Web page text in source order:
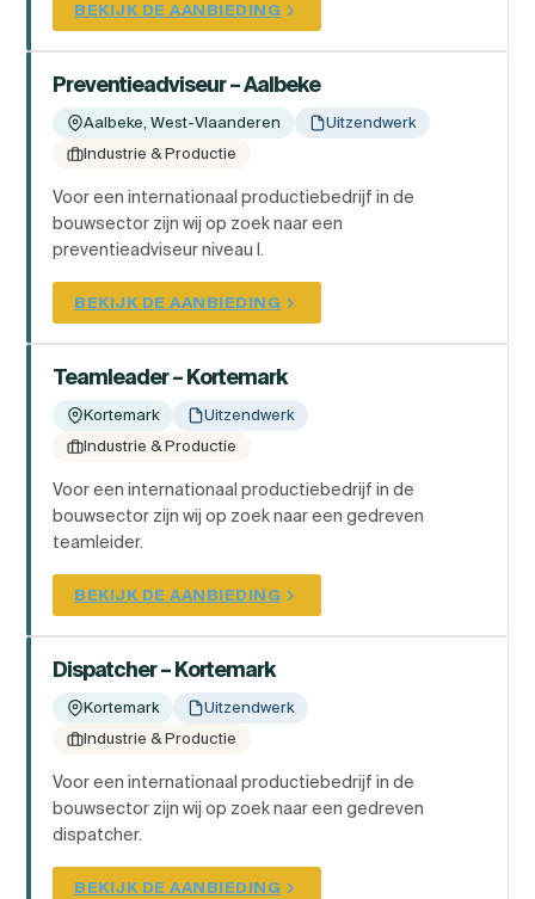
BEKIJK DE AANBIEDING
Preventieadviseur – Aalbeke
Aalbeke, West-Vlaanderen
Uitzendwerk
Industrie & Productie
Voor een internationaal productiebedrijf in de
bouwsector zijn wij op zoek naar een
preventieadviseur niveau I.
BEKIJK DE AANBIEDING
Teamleader – Kortemark
Kortemark
Uitzendwerk
Industrie & Productie
Voor een internationaal productiebedrijf in de
bouwsector zijn wij op zoek naar een gedreven
teamleider.
BEKIJK DE AANBIEDING
Dispatcher – Kortemark
Kortemark
Uitzendwerk
Industrie & Productie
Voor een internationaal productiebedrijf in de
bouwsector zijn wij op zoek naar een gedreven
dispatcher.
BEKIJK DE AANBIEDING